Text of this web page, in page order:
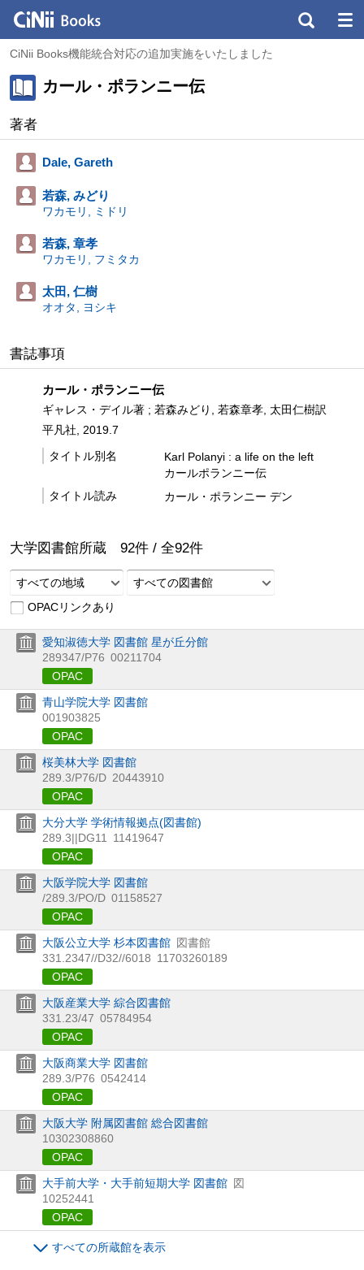
CiNii Books機能統合対応の追加実施をいたしました
カール・ポランニー伝
著者
Dale, Gareth
若森, みどり
ワカモリ, ミドリ
若森, 章孝
ワカモリ, フミタカ
太田, 仁樹
オオタ, ヨシキ
書誌事項
カール・ポランニー伝
ギャレス・デイル著 ; 若森みどり, 若森章孝, 太田仁樹訳
平凡社, 2019.7
タイトル別名
Karl Polanyi : a life on the left
カールポランニー伝
タイトル読み
カール・ポランニー デン
大学図書館所蔵 92件 / 全92件
すべての地域
すべての図書館
OPACリンクあり
愛知淑徳大学 図書館 星が丘分館
289347/P76 00211704
OPAC
青山学院大学 図書館
001903825
OPAC
桜美林大学 図書館
289.3/P76/D 20443910
OPAC
大分大学 学術情報拠点(図書館)
289.3||DG11
11419647
OPAC
大阪学院大学 図書館
/289.3/PO/D 01158527
OPAC
大阪公立大学 杉本図書館 図書館
331.2347//D32//6018 11703260189
OPAC
大阪産業大学 綜合図書館
331.23/47 05784954
OPAC
大阪商業大学 図書館
289.3/P76 0542414
OPAC
大阪大学 附属図書館 総合図書館
10302308860
OPAC
大手前大学・大手前短期大学 図書館 図
10252441
OPAC
すべての所蔵館を表示